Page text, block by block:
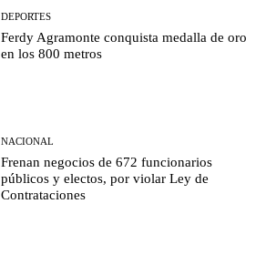
DEPORTES
Ferdy Agramonte conquista medalla de oro
en los 800 metros
NACIONAL
Frenan negocios de 672 funcionarios
públicos y electos, por violar Ley de
Contrataciones